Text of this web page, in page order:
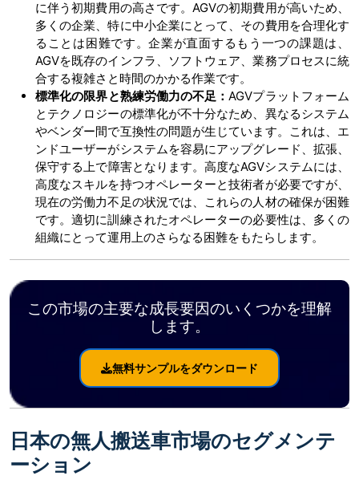
に伴う初期費用の高さです。AGVの初期費用が高いため、
多くの企業、特に中小企業にとって、その費用を合理化す
ることは困難です。企業が直面するもう一つの課題は、
AGVを既存のインフラ、ソフトウェア、業務プロセスに統
合する複雑さと時間のかかる作業です。
標準化の限界と熟練労働力の不足：AGVプラットフォーム
とテクノロジーの標準化が不十分なため、異なるシステム
やベンダー間で互換性の問題が生じています。これは、エ
ンドユーザーがシステムを容易にアップグレード、拡張、
保守する上で障害となります。高度なAGVシステムには、
高度なスキルを持つオペレーターと技術者が必要ですが、
現在の労働力不足の状況では、これらの人材の確保が困難
です。適切に訓練されたオペレーターの必要性は、多くの
組織にとって運用上のさらなる困難をもたらします。
この市場の主要な成長要因のいくつかを理解
します。
無料サンプルをダウンロード
日本の無人搬送車市場のセグメンテ
ーション